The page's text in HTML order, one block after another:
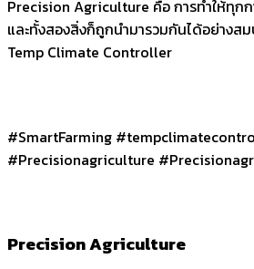
Precision Agriculture คือ การทำให้ทุก
และทั้งสองสิ่งก็ถูกนำมารวมกันได้อย่างส
Temp Climate Controller
#SmartFarming
#Precisionagriculture
Precision Agriculture